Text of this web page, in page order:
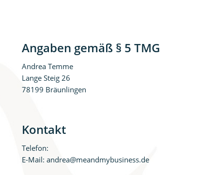
Angaben gemäß § 5 TMG
Andrea Temme
Lange Steig 26
78199 Bräunlingen
Kontakt
Telefon:
E-Mail: andrea@meandmybusiness.de